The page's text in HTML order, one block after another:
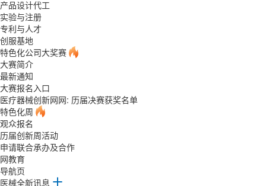
产品设计代工
实验与注册
专利与人才
创服基地
特色化公司大奖赛
大赛简介
最新通知
大赛报名入口
医疗器械创新网网: 历届决赛获奖名单
特色化周
观众报名
历届创新周活动
申请联合承办及合作
网教育
导航页
医械全新讯息